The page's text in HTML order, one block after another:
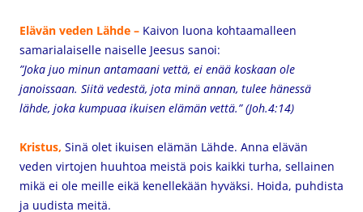
Elävän veden Lähde – Kaivon luona kohtaamalleen
samarialaiselle naiselle Jeesus sanoi:
”Joka juo minun antamaani vettä, ei enää koskaan ole
janoissaan. Siitä vedestä, jota minä annan, tulee hänessä
lähde, joka kumpuaa ikuisen elämän vettä.” (Joh.4:14)
Kristus, Sinä olet ikuisen elämän Lähde. Anna elävän
veden virtojen huuhtoa meistä pois kaikki turha, sellainen
mikä ei ole meille eikä kenellekään hyväksi. Hoida, puhdista
ja uudista meitä.